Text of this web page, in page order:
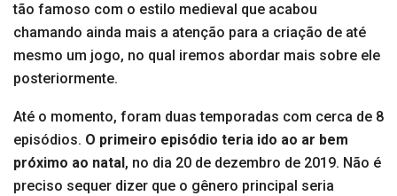
tão famoso com o estilo medieval que acabou
chamando ainda mais a atenção para a criação de até
mesmo um jogo, no qual iremos abordar mais sobre ele
posteriormente.
Até o momento, foram duas temporadas com cerca de 8
episódios. O primeiro episódio teria ido ao ar bem
próximo ao natal , no dia 20 de dezembro de 2019. Não é
preciso sequer dizer que o gênero principal seria